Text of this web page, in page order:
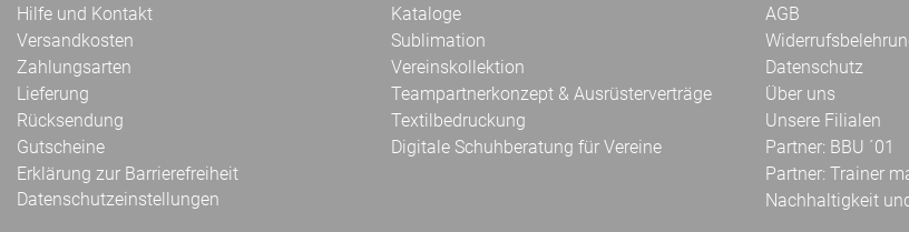
Hilfe und Kontakt
Versandkosten
Zahlungsarten
Lieferung
Rücksendung
Gutscheine
Erklärung zur Barrierefreiheit
Datenschutzeinstellungen
Kataloge
Sublimation
Vereinskollektion
Teampartnerkonzept & Ausrüsterverträge
Textilbedruckung
Digitale Schuhberatung für Vereine
AGB
Datenschutz
Über uns
Unsere Filialen
Partner: BBU ´01
Partner: Trainer
Nachhaltigkeit